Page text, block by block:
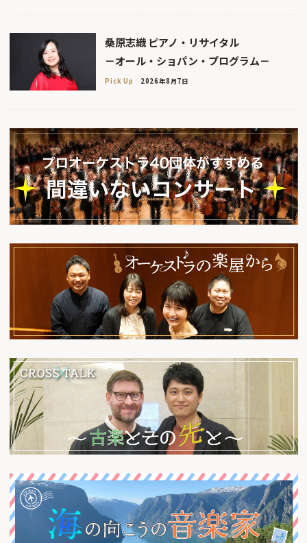
桑原志織 ピアノ・リサイタル
－オール・ショパン・プログラム－
Pick Up 2026年8月7日